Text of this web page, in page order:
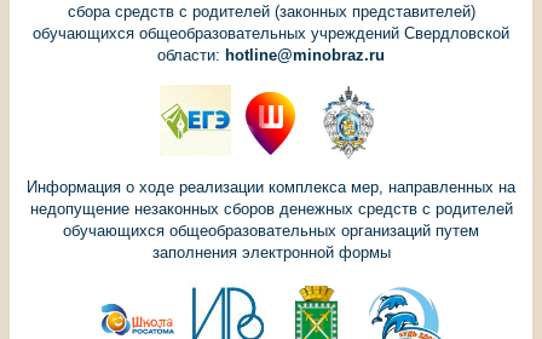
сбора средств с родителей (законных представителей)
обучающихся общеобразовательных учреждений Свердловской
области: hotline@minobraz.ru
Информация о ходе реализации комплекса мер, направленных на
недопущение незаконных сборов денежных средств с родителей
обучающихся общеобразовательных организаций путем
заполнения электронной формы